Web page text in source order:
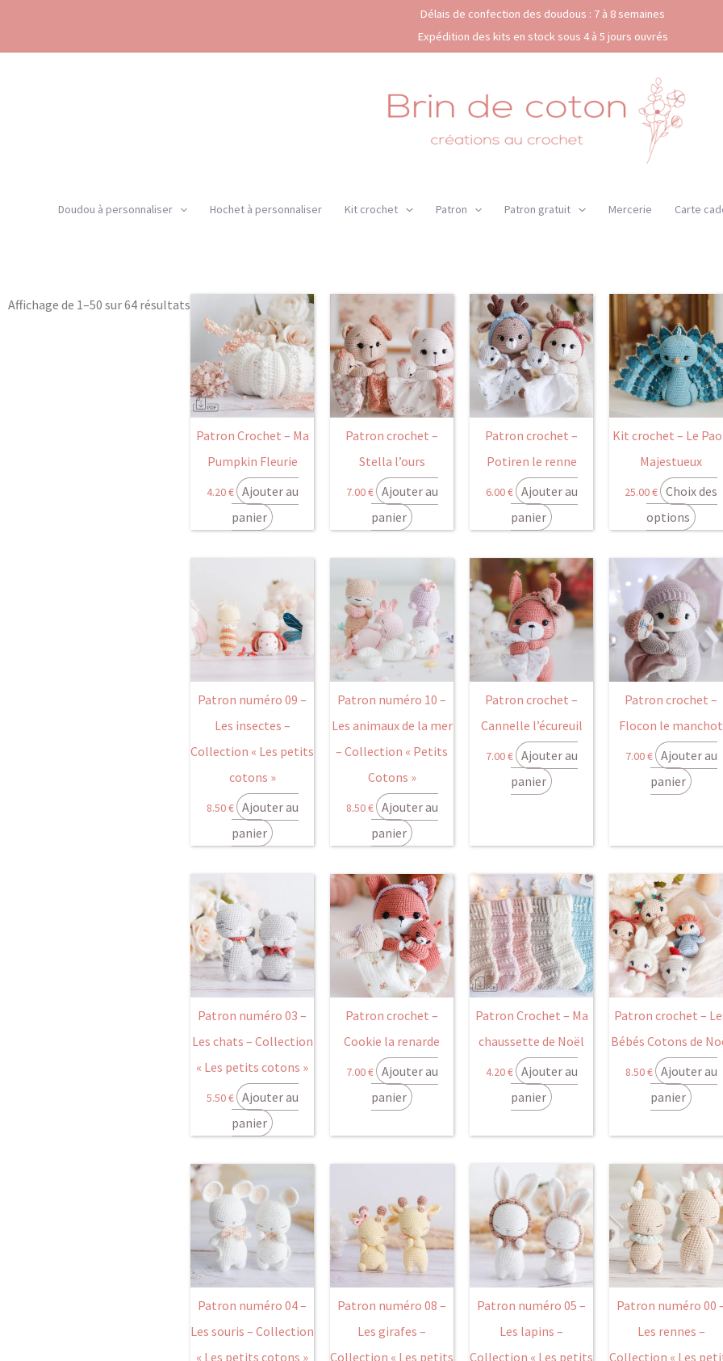
contenu
Délais de confection des doudous : 7 à 8 semaines
Expédition des kits en stock sous 4 à 5 jours ouvrés
Doudou à personnaliser Hochet à personnaliser Kit crochet Patron Patron gratuit Mercerie Carte
Affichage de 1–50 sur 64 résultats
par
popularité
Patron Crochet – Ma
Pumpkin Fleurie
4.20€ Ajouter au
panier
Patron crochet –
Stella l’ours
7.00€ Ajouter au
panier
Patron crochet –
Potiren le renne
6.00€ Ajouter au
panier
Kit crochet – Le
Majestueux
25.00€ Choix des
options
Patron numéro 09 –
Les insectes –
Collection « Les petits
cotons »
8.50€ Ajouter au
panier
Patron numéro 10 –
Les animaux de la mer
– Collection « Petits
Cotons »
8.50€ Ajouter au
panier
Patron crochet –
Cannelle l’écureuil
7.00€ Ajouter au
panier
Patron crochet –
Flocon le manchot
7.00€ Ajouter au
panier
Patron numéro 03 –
Les chats – Collection
« Les petits cotons »
5.50€ Ajouter au
panier
Patron crochet –
Cookie la renarde
7.00€ Ajouter au
panier
Patron Crochet – Ma
chaussette de Noël
4.20€ Ajouter au
panier
Patron crochet –
Bébés Cotons de
8.50€ Ajouter au
panier
Patron numéro 04 –
Les souris – Collection
« Les petits cotons »
Patron numéro 08 –
Les girafes –
Collection « Les petits
Patron numéro 05 –
Les lapins –
Collection « Les petits
Patron numéro 00
Les rennes –
Collection « Les